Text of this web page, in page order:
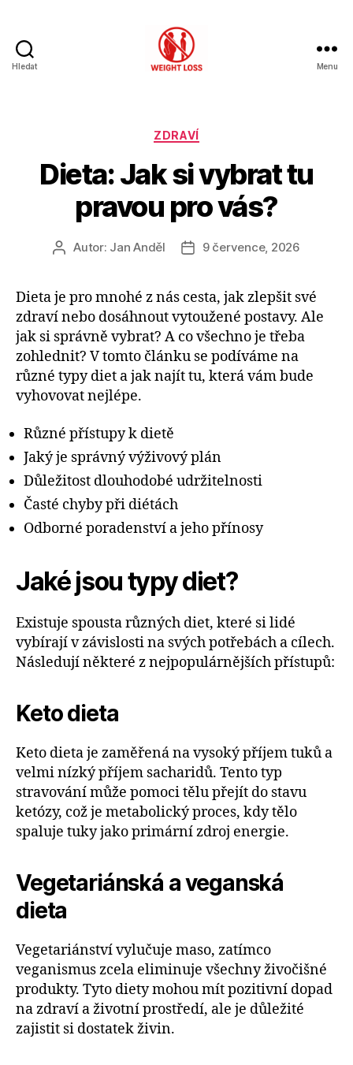
Hledat Menu
Rubriky
ZDRAVÍ
Dieta: Jak si vybrat tu
pravou pro vás?
AutorAutor: Jan Anděl
Datum
9 července, 2026
Dieta je pro mnohé z nás cesta, jak zlepšit své
zdraví nebo dosáhnout vytoužené postavy. Ale
jak si správně vybrat? A co všechno je třeba
zohlednit? V tomto článku se podíváme na
různé typy diet a jak najít tu, která vám bude
vyhovovat nejlépe.
Různé přístupy k dietě
Jaký je správný výživový plán
Důležitost dlouhodobé udržitelnosti
Časté chyby při diétách
Odborné poradenství a jeho přínosy
Jaké jsou typy diet?
Existuje spousta různých diet, které si lidé
vybírají v závislosti na svých potřebách a cílech.
Následují některé z nejpopulárnějších přístupů:
Keto dieta
Keto dieta je zaměřená na vysoký příjem tuků a
velmi nízký příjem sacharidů. Tento typ
stravování může pomoci tělu přejít do stavu
ketózy, což je metabolický proces, kdy tělo
spaluje tuky jako primární zdroj energie.
Vegetariánská a veganská
dieta
Vegetariánství vylučuje maso, zatímco
veganismus zcela eliminuje všechny živočišné
produkty. Tyto diety mohou mít pozitivní dopad
na zdraví a životní prostředí, ale je důležité
zajistit si dostatek živin.